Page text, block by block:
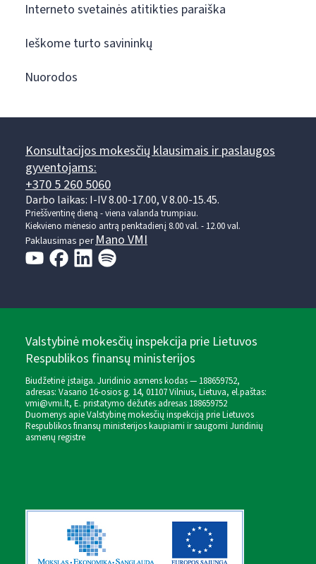
Interneto svetainės atitikties paraiška
Ieškome turto savininkų
Nuorodos
Konsultacijos mokesčių klausimais ir paslaugos
gyventojams:
+370 5 260 5060
Darbo laikas: I-IV 8.00-17.00, V 8.00-15.45.
Prieššventinę dieną - viena valanda trumpiau.
Kiekvieno mėnesio antrą penktadienį 8.00 val. - 12.00 val.
Paklausimas perMano VMI
Valstybinė mokesčių inspekcija prie Lietuvos
Respublikos finansų ministerijos
Biudžetinė įstaiga. Juridinio asmens kodas — 188659752,
adresas: Vasario 16-osios g. 14, 01107 Vilnius, Lietuva, el.paštas:
vmi@vmi.lt, E. pristatymo dėžutės adresas 188659752
Duomenys apie Valstybinę mokesčių inspekciją prie Lietuvos
Respublikos finansų ministerijos kaupiami ir saugomi Juridinių
asmenų registre